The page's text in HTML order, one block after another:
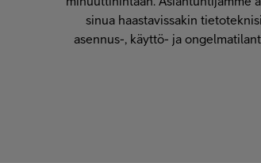
sinua haastavissakin
asennus-, käyttö- ja